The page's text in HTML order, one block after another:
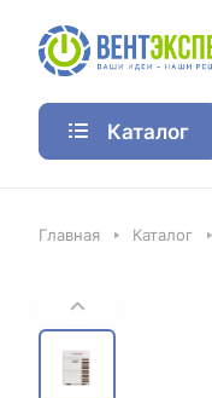
Каталог
Главная Каталог